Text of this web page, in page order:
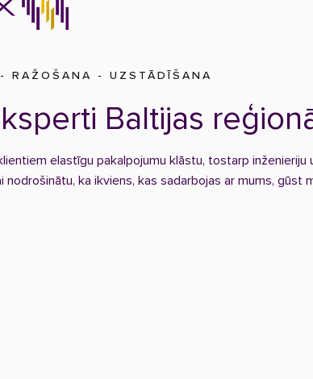
RAŽOŠANA - UZSTĀDĪŠANA
Baltijas
elastīgu pakalpojumu klāstu, tostarp inženieriju
nodrošinātu, ka ikviens, kas sadarbojas ar mums, gūst